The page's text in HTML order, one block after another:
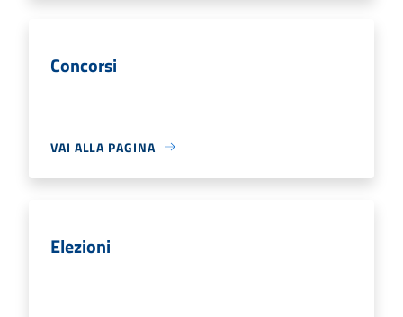
Concorsi
VAI ALLA PAGINA
Elezioni